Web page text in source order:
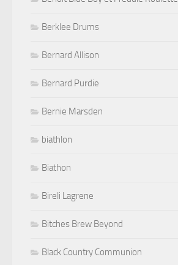
Berklee Drums
Bernard Allison
Bernard Purdie
Bernie Marsden
biathlon
Biathon
Bireli Lagrene
Bitches Brew Beyond
Black Country Communion